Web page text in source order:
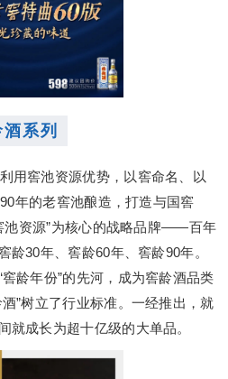
系列
用窖池资源优势，以窖命名、以
年的老窖池酿造，打造与国窖
池资源”为核心的战略品牌——百年
龄30年、窖龄60年、窖龄90年。
龄年份”的先河，成为窖龄酒品类
”树立了行业标准。一经推出，就
就成长为超十亿级的大单品。